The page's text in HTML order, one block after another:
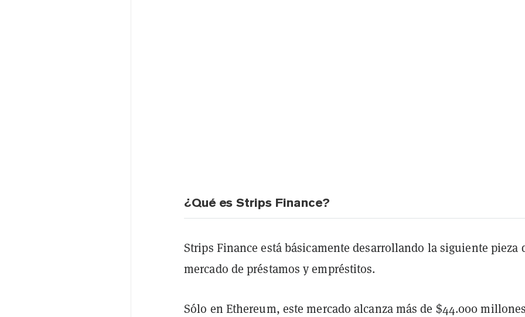
¿Qué es Strips Finance?
Strips Finance está básicamente desarrollando la siguiente pieza
mercado de préstamos y empréstitos.
Sólo en Ethereum, este mercado alcanza más de $44.000